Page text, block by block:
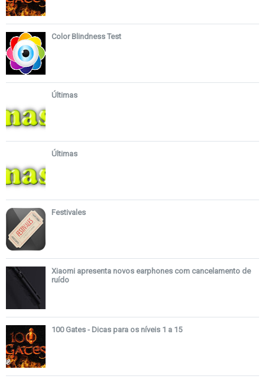
Color Blindness Test
Últimas
Últimas
Festivales
Xiaomi apresenta novos earphones com cancelamento de
ruído
100 Gates - Dicas para os níveis 1 a 15